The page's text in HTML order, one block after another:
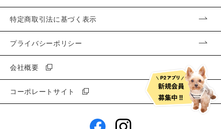
特定商取引法に基づく表示
プライバシーポリシー
会社概要
コーポレートサイト